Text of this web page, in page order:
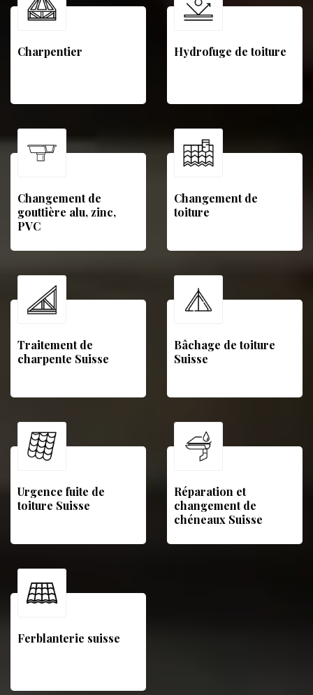
Charpentier Hydrofuge de toiture
Changement de
gouttière alu, zinc,
PVC
Changement de
toiture
Traitement de
charpente Suisse
Bâchage de toiture
Suisse
Urgence fuite de
toiture Suisse
Réparation et
changement de
chéneaux Suisse
Ferblanterie suisse